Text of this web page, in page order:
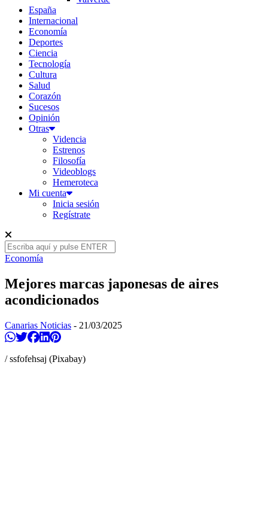
España
Internacional
Economía
Deportes
Ciencia
Tecnología
Cultura
Salud
Corazón
Sucesos
Opinión
Otras
Videncia
Estrenos
Filosofía
Videoblogs
Hemeroteca
Mi cuenta
Inicia sesión
Regístrate
Economía
Mejores marcas japonesas de aires
acondicionados
Canarias Noticias - 21/03/2025
Compartir en Whatsapp
Twittear
Compartir en Facebook
Compartir en Linkedin
Compartir en Pinterest
/ ssfofehsaj (Pixabay)